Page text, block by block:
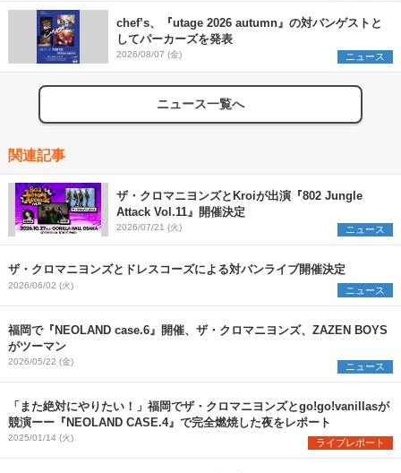
chef’s、『utage 2026 autumn』の対バンゲストと
してパーカーズを発表
2026/08/07 (金) ニュース
ニュース一覧へ
関連記事
ザ・クロマニヨンズとKroiが出演『802 Jungle
Attack Vol.11』開催決定
2026/07/21 (火) ニュース
ザ・クロマニヨンズとドレスコーズによる対バンライブ開催決定
2026/06/02 (火) ニュース
福岡で『NEOLAND case.6』開催、ザ・クロマニヨンズ、ZAZEN BOYS
がツーマン
2026/05/22 (金) ニュース
「また絶対にやりたい！」福岡でザ・クロマニヨンズとgo!go!vanillasが
競演ーー『NEOLAND CASE.4』で完全燃焼した夜をレポート
2025/01/14 (火) ライブレポート